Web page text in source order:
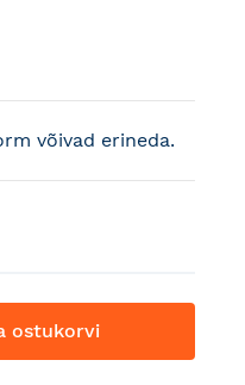
võivad erineda.
ostukorvi